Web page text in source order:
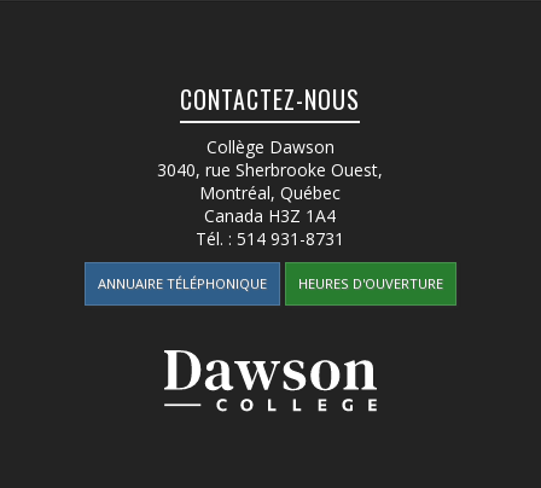
CONTACTEZ-NOUS
Collège Dawson
3040, rue Sherbrooke Ouest,
Montréal, Québec
Canada H3Z 1A4
Tél. :514 931-8731
ANNUAIRE TÉLÉPHONIQUE HEURES D'OUVERTURE